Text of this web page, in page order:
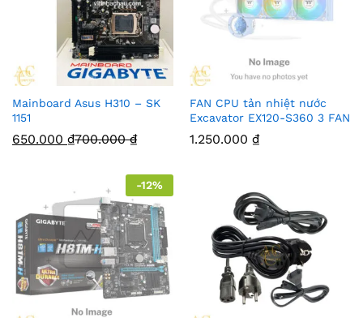
Mainboard Asus H310 – SK
1151
650.000 ₫700.000₫
FAN CPU tản nhiệt nước
Excavator EX120-S360 3 FAN
1.250.000 ₫
-12%